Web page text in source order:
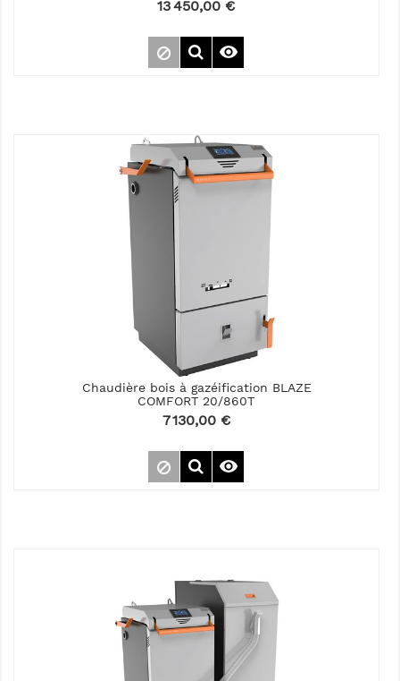
Prix
13 450,00 €

Chaudière bois à gazéification BLAZE
COMFORT 20/860T
Prix
7 130,00 €
